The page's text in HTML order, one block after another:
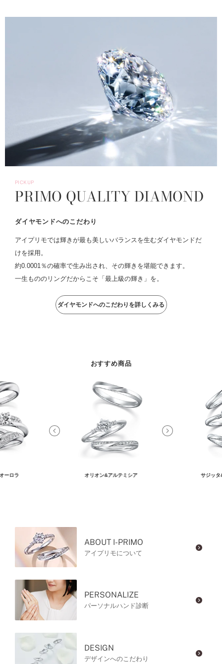
PICKUP
PRIMO QUALITY DIAMOND
ダイヤモンドへのこだわり
アイプリモでは輝きが最も美しいバランスを生むダイヤモンドだ
けを採用。
約0.0001％の確率で生み出され、その輝きを堪能できます。
一生もののリングだからこそ「最上級の輝き」を。
ダイヤモンドへのこだわりを詳しくみる
おすすめ商品
ーロラ オリオン&アルテミシア サジッタ
ABOUT I-PRIMO
アイプリモについて
PERSONALIZE
パーソナルハンド診断
DESIGN
デザインへのこだわり